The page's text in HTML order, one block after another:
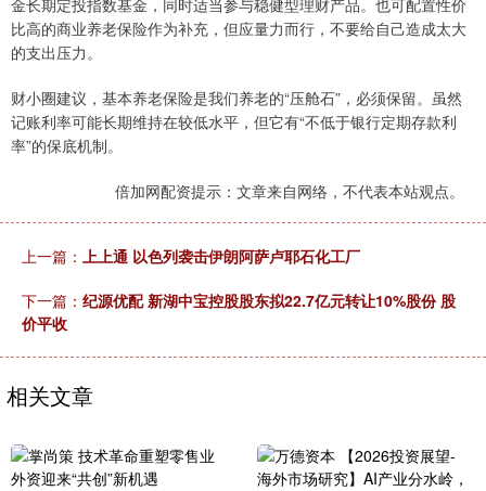
金长期定投指数基金，同时适当参与稳健型理财产品。也可配置性价
比高的商业养老保险作为补充，但应量力而行，不要给自己造成太大
的支出压力。
财小圈建议，基本养老保险是我们养老的“压舱石”，必须保留。虽然
记账利率可能长期维持在较低水平，但它有“不低于银行定期存款利
率”的保底机制。
倍加网配资提示：文章来自网络，不代表本站观点。
上一篇： 上上通 以色列袭击伊朗阿萨卢耶石化工厂
下一篇： 纪源优配 新湖中宝控股股东拟22.7亿元转让10%股份 股
价平收
相关文章